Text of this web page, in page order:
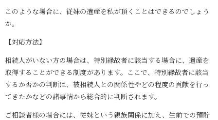
このような場合に、従妹の遺産を私が頂くことはできるのでしょう
か。
【対応方法】
相続人がいない方の場合は、特別縁故者に該当する場合に、遺産を
取得することができる制度があります。ここで、特別縁故者に該当
するか否かの判断は、被相続人との関係性やどの程度の貢献を行っ
てきたかなどの諸事情から総合的に判断されます。
ご相談者様の場合には、従妹という親族関係に加え、生前での預貯